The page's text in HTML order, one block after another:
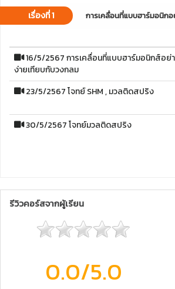
เรื่องที่ 1 การเคลื่อนที่แบบฮาร์มอนิก
16/5/2567 การเคลื่อนที่แบบฮาร์มอนิกส์อย่
ง่ายเทียบกับวงกลม
23/5/2567 โจทย์ SHM , มวลติดสปริง
30/5/2567 โจทย์มวลติดสปริง
รีวิวคอร์สจากผู้เรียน
0.0/5.0